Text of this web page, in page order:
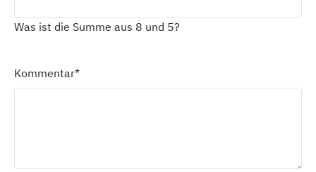
Was ist die Summe aus 8 und 5?
Kommentar*